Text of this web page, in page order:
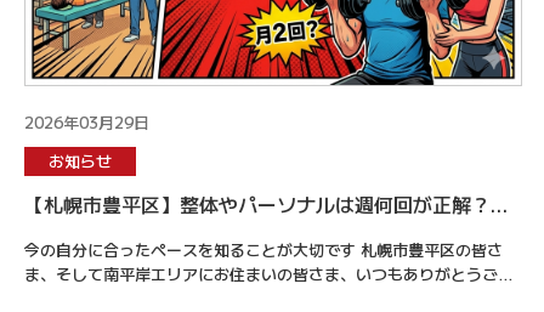
2026年03月29日
お知らせ
【札幌市豊平区】整体やパーソナルは週何回が正解？効
果を引き出す通院のベスト
今の自分に合ったペースを知ることが大切です 札幌市豊平区の皆さ
ま、そして南平岸エリアにお住まいの皆さま、いつもありがとうござ